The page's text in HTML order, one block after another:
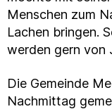
Menschen zum
Lachen bringen.
werden gern von
Die Gemeinde
Nachmittag